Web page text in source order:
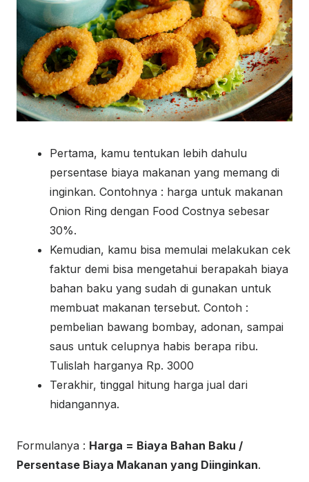
Pertama, kamu tentukan lebih dahulu
persentase biaya makanan yang memang di
inginkan. Contohnya : harga untuk makanan
Onion Ring dengan Food Costnya sebesar
30%.
Kemudian, kamu bisa memulai melakukan cek
faktur demi bisa mengetahui berapakah biaya
bahan baku yang sudah di gunakan untuk
membuat makanan tersebut. Contoh :
pembelian bawang bombay, adonan, sampai
saus untuk celupnya habis berapa ribu.
Tulislah harganya Rp. 3000
Terakhir, tinggal hitung harga jual dari
hidangannya.
Formulanya : Harga = Biaya Bahan Baku /
Persentase Biaya Makanan yang Diinginkan.